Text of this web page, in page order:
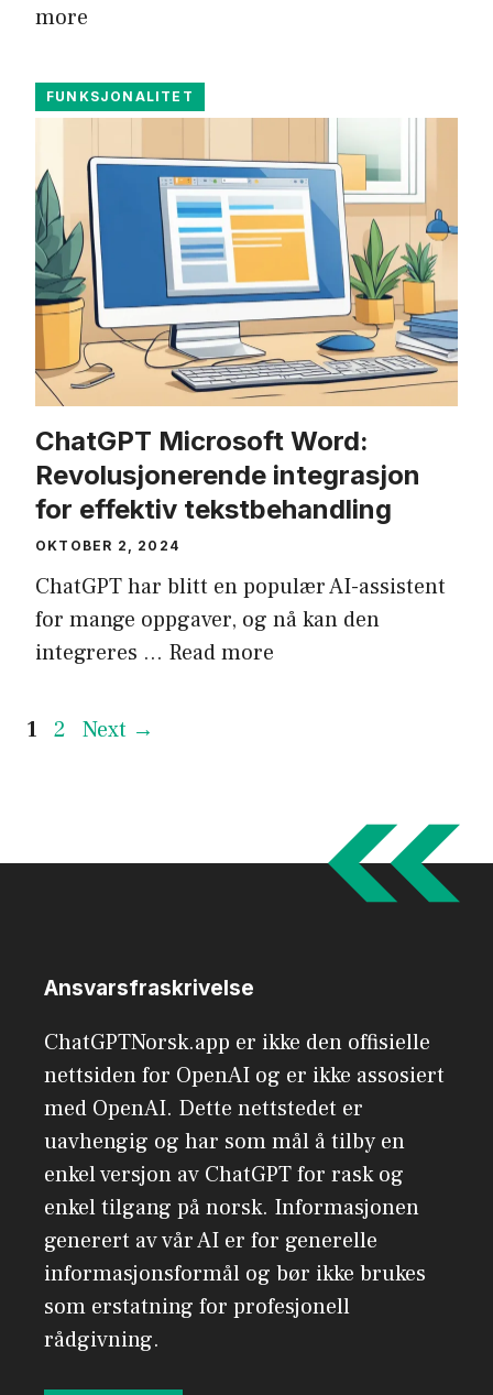
more
FUNKSJONALITET
ChatGPT Microsoft Word:
Revolusjonerende integrasjon
for effektiv tekstbehandling
OKTOBER 2, 2024
ChatGPT har blitt en populær AI-assistent
for mange oppgaver, og nå kan den
integreres … Read more
Page
1 Page
2 Next →
Ansvarsfraskrivelse
ChatGPTNorsk.app er ikke den offisielle
nettsiden for OpenAI og er ikke assosiert
med OpenAI. Dette nettstedet er
uavhengig og har som mål å tilby en
enkel versjon av ChatGPT for rask og
enkel tilgang på norsk. Informasjonen
generert av vår AI er for generelle
informasjonsformål og bør ikke brukes
som erstatning for profesjonell
rådgivning.